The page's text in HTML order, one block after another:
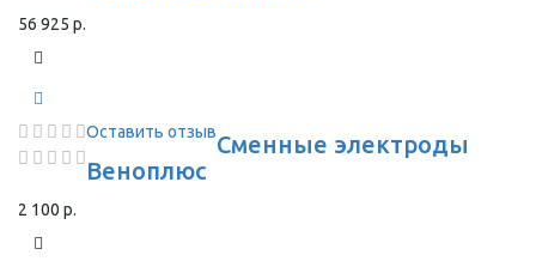
56 925 р.
Оставить отзывСменные электроды
Веноплюс
2 100 р.